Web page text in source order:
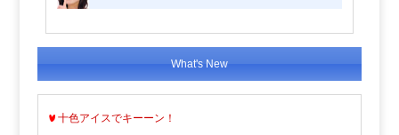
What's New
十色アイスでキーーン！